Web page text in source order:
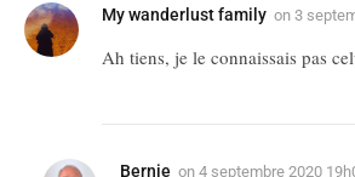
My wanderlust family on 3
Ah tiens, je le connaissais pas
Bernie on 4 septembre 2020